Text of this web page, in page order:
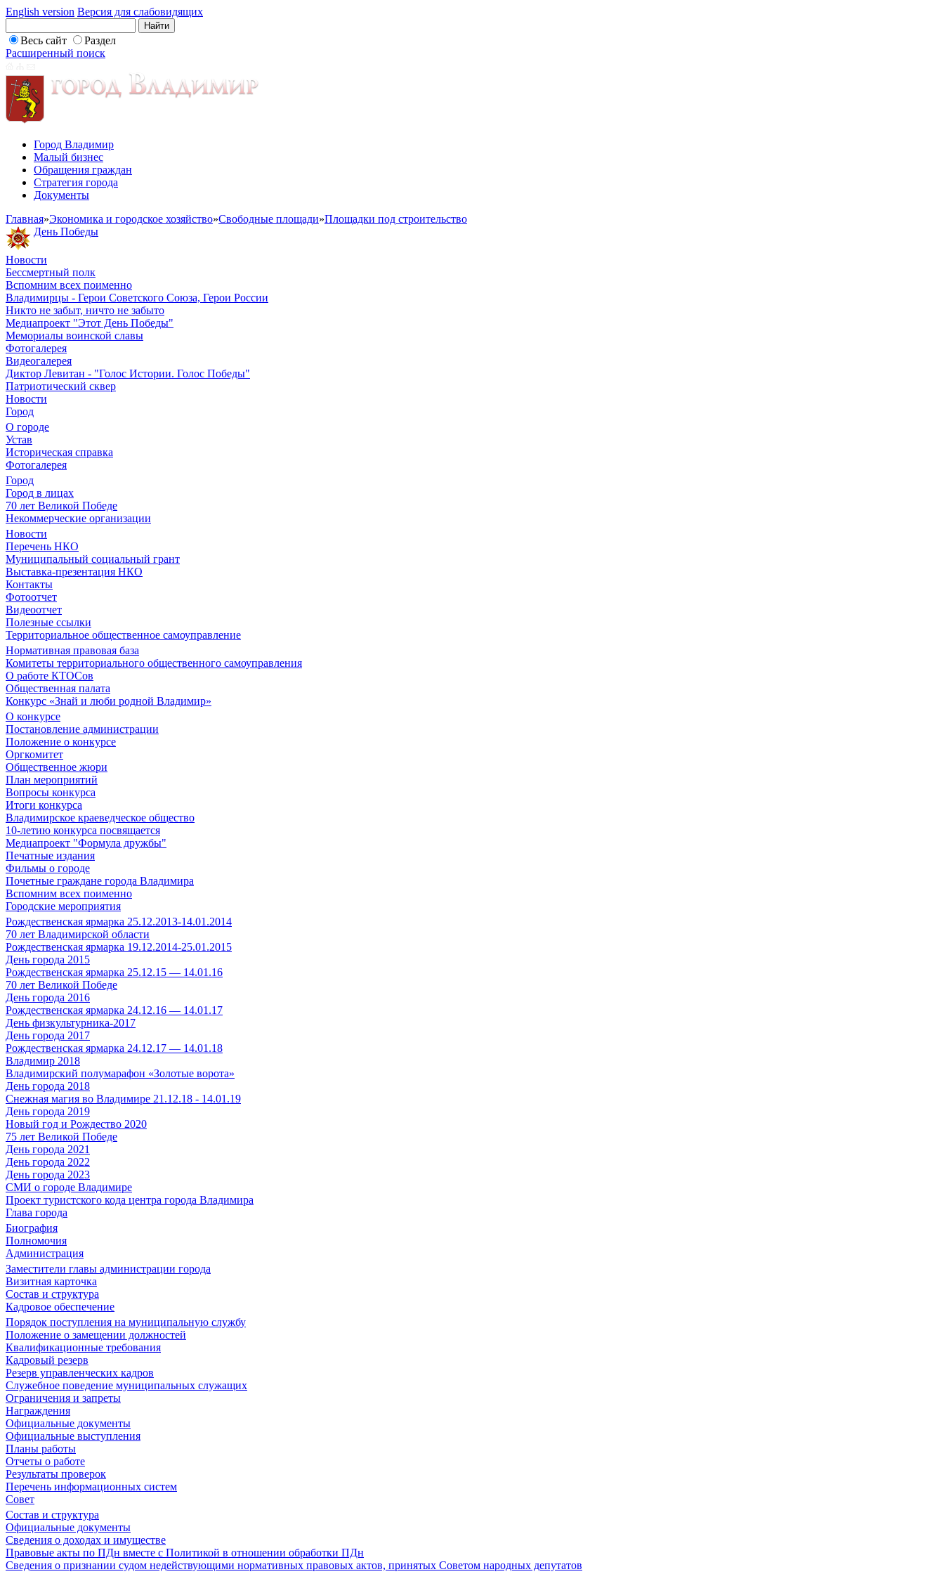
English version Версия для слабовидящих
Весь сайт
Раздел
Расширенный поиск
Город Владимир
Малый бизнес
Обращения граждан
Стратегия города
Документы
Главная»Экономика и городское хозяйство»Свободные площади»Площадки под строительство
День Победы
Новости
Бессмертный полк
Вспомним всех поименно
Владимирцы - Герои Советского Союза, Герои России
Никто не забыт, ничто не забыто
Медиапроект "Этот День Победы"
Мемориалы воинской славы
Фотогалерея
Видеогалерея
Диктор Левитан - "Голос Истории. Голос Победы"
Патриотический сквер
Новости
Город
О городе
Устав
Историческая справка
Фотогалерея
Город
Город в лицах
70 лет Великой Победе
Некоммерческие организации
Новости
Перечень НКО
Муниципальный социальный грант
Выставка-презентация НКО
Контакты
Фотоотчет
Видеоотчет
Полезные ссылки
Территориальное общественное самоуправление
Нормативная правовая база
Комитеты территориального общественного самоуправления
О работе КТОСов
Общественная палата
Конкурс «Знай и люби родной Владимир»
О конкурсе
Постановление администрации
Положение о конкурсе
Оргкомитет
Общественное жюри
План мероприятий
Вопросы конкурса
Итоги конкурса
Владимирское краеведческое общество
10-летию конкурса посвящается
Медиапроект "Формула дружбы"
Печатные издания
Фильмы о городе
Почетные граждане города Владимира
Вспомним всех поименно
Городские мероприятия
Рождественская ярмарка 25.12.2013-14.01.2014
70 лет Владимирской области
Рождественская ярмарка 19.12.2014-25.01.2015
День города 2015
Рождественская ярмарка 25.12.15 — 14.01.16
70 лет Великой Победе
День города 2016
Рождественская ярмарка 24.12.16 — 14.01.17
День физкультурника-2017
День города 2017
Рождественская ярмарка 24.12.17 — 14.01.18
Владимир 2018
Владимирский полумарафон «Золотые ворота»
День города 2018
Снежная магия во Владимире 21.12.18 - 14.01.19
День города 2019
Новый год и Рождество 2020
75 лет Великой Победе
День города 2021
День города 2022
День города 2023
СМИ о городе Владимире
Проект туристского кода центра города Владимира
Глава города
Биография
Полномочия
Администрация
Заместители главы администрации города
Визитная карточка
Состав и структура
Кадровое обеспечение
Порядок поступления на муниципальную службу
Положение о замещении должностей
Квалификационные требования
Кадровый резерв
Резерв управленческих кадров
Служебное поведение муниципальных служащих
Ограничения и запреты
Награждения
Официальные документы
Официальные выступления
Планы работы
Отчеты о работе
Результаты проверок
Перечень информационных систем
Совет
Состав и структура
Официальные документы
Сведения о доходах и имуществе
Правовые акты по ПДн вместе с Политикой в отношении обработки ПДн
Сведения о признании судом недействующими нормативных правовых актов, принятых Советом народных депутатов